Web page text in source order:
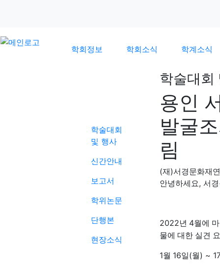
학회정보 학회소식 학계소식
학술대회
및 행사
신간안내
보고서
학위논문
단행본
현장소식
학술대회
용인
발굴
림
(재)서경문화재
안녕하세요, 서
2022년 4월에
물에 대한 실견
1월 16일(월) ~